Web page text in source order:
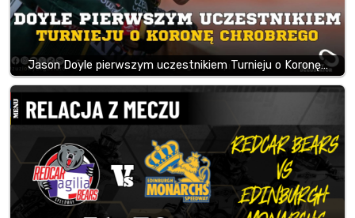
Jason Doyle pierwszym uczestnikiem Turnieju o Koronę…